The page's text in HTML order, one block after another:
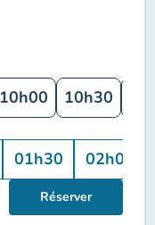
10h00 10h30
01h30 02h00
Réserver